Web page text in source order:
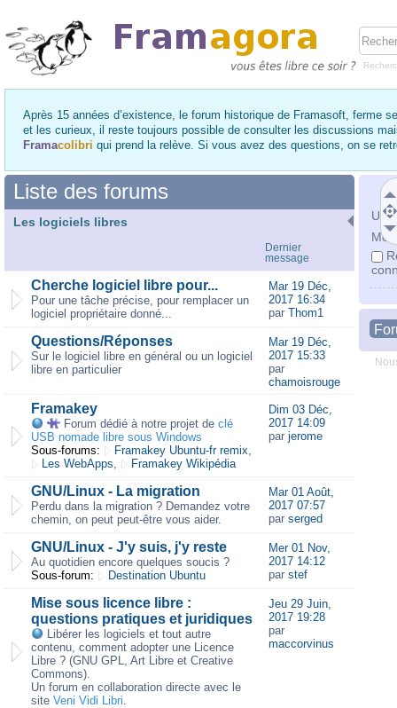
Après 15 années d’existence, le forum historique de Framasoft, ferme
et les curieux, il reste toujours possible de consulter les discussions
Framacolibri qui prend la relève. Si vous avez des questions, on se
Mot
Liste des forums
Les logiciels libres
Dernier
message
Cherche logiciel libre pour...
Pour une tâche précise, pour remplacer un
logiciel propriétaire donné...
Mar 19 Déc,
2017 16:34
par Thom1
Questions/Réponses
Sur le logiciel libre en général ou un logiciel
libre en particulier
Mar 19 Déc,
2017 15:33
par
chamoisrouge
Framakey
Forum dédié à notre projet de clé
USB nomade libre sous Windows
Sous-forums:
Framakey Ubuntu-fr remix,
Les WebApps, Framakey Wikipédia
Dim 03 Déc,
2017 14:09
par jerome
GNU/Linux - La migration
Perdu dans la migration ? Demandez votre
chemin, on peut peut-être vous aider.
Mar 01 Août,
2017 07:57
par serged
GNU/Linux - J'y suis, j'y reste
Au quotidien encore quelques soucis ?
Sous-forum:
Destination Ubuntu
Mer 01 Nov,
2017 14:12
par stef
Mise sous licence libre :
questions pratiques et juridiques
Libérer les logiciels et tout autre
contenu, comment adopter une Licence
Libre ? (GNU GPL, Art Libre et Creative
Commons).
Un forum en collaboration directe avec le
site Veni Vidi Libri.
Jeu 29 Juin,
2017 19:28
par
maccorvinus